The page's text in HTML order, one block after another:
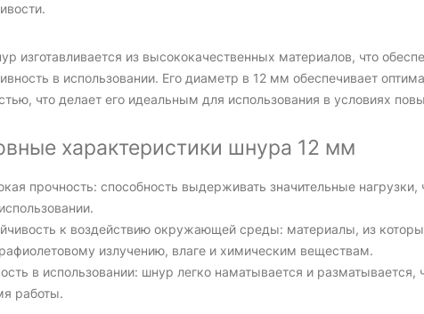
изготавливается из высококачественных материалов, что
в использовании. Его диаметр в 12 мм обеспечивает
что делает его идеальным для использования в условиях
характеристики шнура 12 мм
прочность: способность выдерживать значительные нагрузки,
к воздействию окружающей среды: материалы, из
излучению, влаге и химическим веществам.
в использовании: шнур легко наматывается и разматывается,
работы.